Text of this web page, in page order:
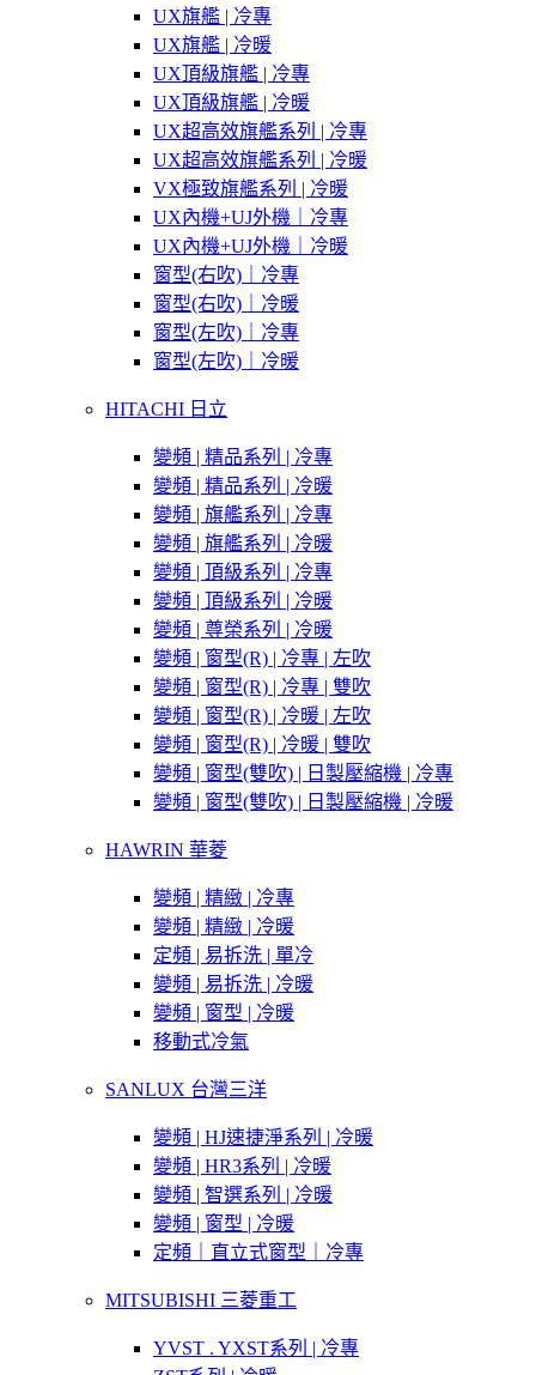
UX旗艦 | 冷專
UX旗艦 | 冷暖
UX頂級旗艦 | 冷專
UX頂級旗艦 | 冷暖
UX超高效旗艦系列 | 冷專
UX超高效旗艦系列 | 冷暖
VX極致旗艦系列 | 冷暖
UX內機+UJ外機｜冷專
UX內機+UJ外機｜冷暖
窗型(右吹)｜冷專
窗型(右吹)｜冷暖
窗型(左吹)｜冷專
窗型(左吹)｜冷暖
HITACHI 日立
變頻 | 精品系列 | 冷專
變頻 | 精品系列 | 冷暖
變頻 | 旗艦系列 | 冷專
變頻 | 旗艦系列 | 冷暖
變頻 | 頂級系列 | 冷專
變頻 | 頂級系列 | 冷暖
變頻 | 尊榮系列 | 冷暖
變頻 | 窗型(R) | 冷專 | 左吹
變頻 | 窗型(R) | 冷專 | 雙吹
變頻 | 窗型(R) | 冷暖 | 左吹
變頻 | 窗型(R) | 冷暖 | 雙吹
變頻 | 窗型(雙吹) | 日製壓縮機 | 冷專
變頻 | 窗型(雙吹) | 日製壓縮機 | 冷暖
HAWRIN 華菱
變頻 | 精緻 | 冷專
變頻 | 精緻 | 冷暖
定頻 | 易拆洗 | 單冷
變頻 | 易拆洗 | 冷暖
變頻 | 窗型 | 冷暖
移動式冷氣
SANLUX 台灣三洋
變頻 | HJ速捷淨系列 | 冷暖
變頻 | HR3系列 | 冷暖
變頻 | 智選系列 | 冷暖
變頻 | 窗型 | 冷暖
定頻｜直立式窗型｜冷專
MITSUBISHI 三菱重工
YVST . YXST系列 | 冷專